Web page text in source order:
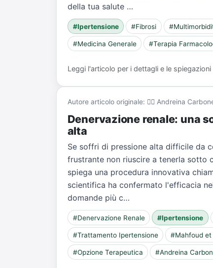
della tua salute …
#Ipertensione #Fibrosi
#Medicina Generale #Terapia
Leggi l'articolo per i dettagli e le
Autore articolo originale: 👨‍⚕️ Andreina
Denervazione renale: una
alta
Se soffri di pressione alta difficile da
frustrante non riuscire a tenerla sotto
spiega una procedura innovativa
scientifica ha confermato l'efficacia
domande più c…
#Denervazione Renale #Ipertensione
#Trattamento Ipertensione #Mahfoud et
#Opzione Terapeutica #Andreina